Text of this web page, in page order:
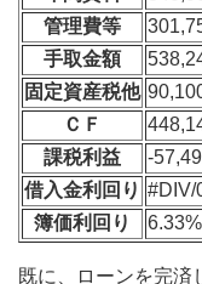
管理費等
手取金額
固定資産税他
ＣＦ
課税利益
-
借入金利回り #DIV/
簿価利回り
6.33%
既に、ローンを完済